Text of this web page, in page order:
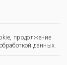
продолжение
данных.